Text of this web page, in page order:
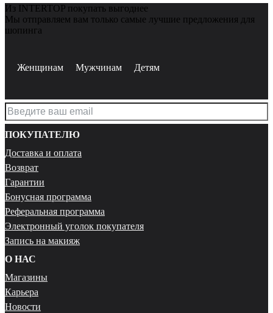
Из INTERTOP покупать выгоднее
Мы отправляем вам только самые лучшие предложения для
шопинга
Женщинам Мужчинам Детям
ПОКУПАТЕЛЮ
Доставка и оплата
Возврат
Гарантии
Бонусная программа
Реферальная программа
Электронный уголок покупателя
Запись на макияж
О НАС
Магазины
Карьера
Новости